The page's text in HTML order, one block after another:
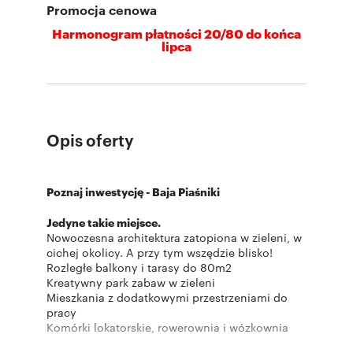
Promocja cenowa
Harmonogram płatności 20/80 do końca
lipca
Opis oferty
Poznaj inwestycję - Baja Piaśniki
Jedyne takie miejsce.
Nowoczesna architektura zatopiona w zieleni, w
cichej okolicy. A przy tym wszędzie blisko!
Rozległe balkony i tarasy do 80m2
Kreatywny park zabaw w zieleni
Mieszkania z dodatkowymi przestrzeniami do
pracy
Komórki lokatorskie, rowerownia i wózkownia